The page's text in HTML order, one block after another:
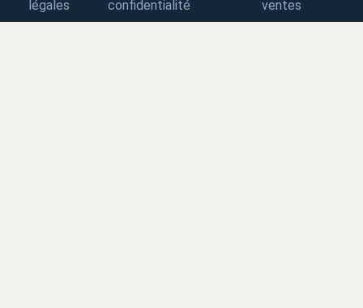
légales
confidentialité
ventes